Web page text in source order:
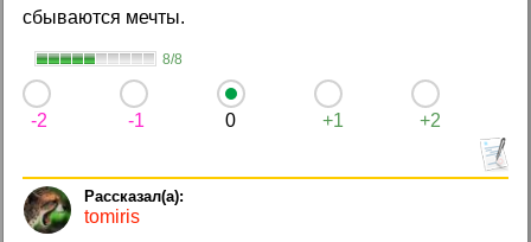
сбываются мечты.
8/8
-2 -1 0 +1 +2
tomiris